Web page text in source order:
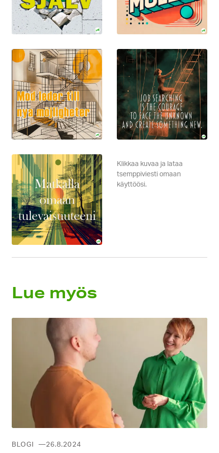
Klikkaa kuvaa ja lataa
tsemppiviesti omaan
käyttöösi.
Lue myös
BLOGI 26.8.2024